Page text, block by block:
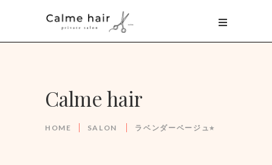
Calme hair
HOME SALON ラベンダーベージュ⭐︎